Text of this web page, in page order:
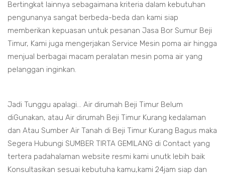
Bertingkat lainnya sebagaimana kriteria dalam kebutuhan
pengunanya sangat berbeda-beda dan kami siap
memberikan kepuasan untuk pesanan Jasa Bor Sumur Beji
Timur, Kami juga mengerjakan Service Mesin poma air hingga
menjual berbagai macam peralatan mesin poma air yang
pelanggan inginkan.
Jadi Tunggu apalagi... Air dirumah Beji Timur Belum
diGunakan, atau Air dirumah Beji Timur Kurang kedalaman
dan Atau Sumber Air Tanah di Beji Timur Kurang Bagus maka
Segera Hubungi SUMBER TIRTA GEMILANG di Contact yang
tertera padahalaman website resmi kami unutk lebih baik
Konsultasikan sesuai kebutuha kamu,kami 24jam siap dan